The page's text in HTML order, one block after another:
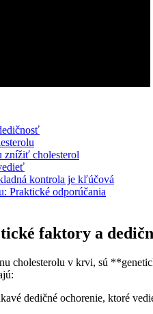
znížiť cholesterol
⁢kontrola je​ kľúčová
Praktické odporúčania
faktory a
cholesterolu‍ v krvi, sú
dedičné ochorenie, ktoré